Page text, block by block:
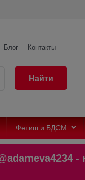
Блог
Контакты
Найти
Фетиш и БДСМ